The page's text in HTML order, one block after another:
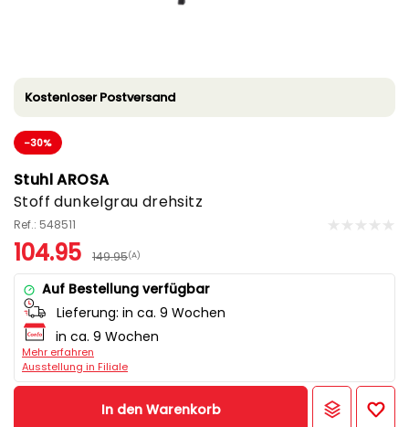
Kostenloser Postversand
-30%
Stuhl AROSA
Stoff dunkelgrau drehsitz
Ref.: 548511
104.95 149.95(A)
Auf Bestellung verfügbar
Lieferung: in ca. 9 Wochen
in ca. 9 Wochen
Mehr erfahren
Ausstellung in Filiale
In den Warenkorb